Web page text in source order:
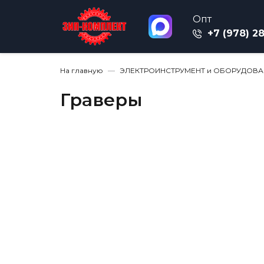
Опт
+7 (978)
На главную ЭЛЕКТРОИНСТРУМЕНТ и
Граверы